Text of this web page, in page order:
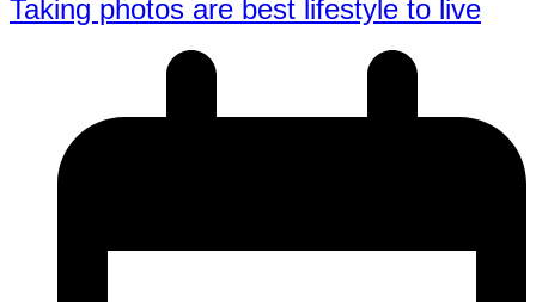
Taking photos are best lifestyle to live